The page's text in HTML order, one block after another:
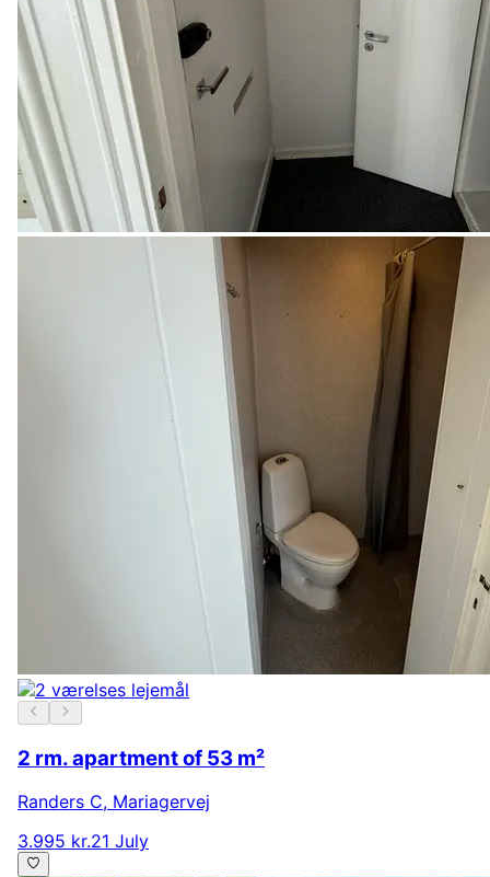
2 rm. apartment of 53 m²
Randers C, Mariagervej
3.995 kr.21 July